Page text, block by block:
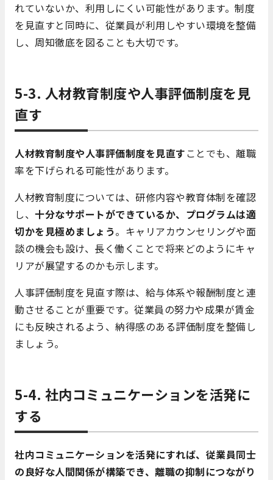
れていないか、利用しにくい可能性があります。制度
を見直すと同時に、従業員が利用しやすい環境を整備
し、周知徹底を図ることも大切です。
5-3. 人材教育制度や人事評価制度を見
直す
人材教育制度や人事評価制度を見直す ことでも、離職
率を下げられる可能性があります。
人材教育制度については、研修内容や教育体制を確認
し、 十分なサポートができているか、プログラムは適
切かを見極めましょう。キャリアカウンセリングや面
談の機会も設け、長く働くことで将来どのようにキャ
リアが展望するのかも示します。
人事評価制度を見直す際は、給与体系や報酬制度と連
動させることが重要です。従業員の努力や成果が賃金
にも反映されるよう、納得感のある評価制度を整備し
ましょう。
5-4. 社内コミュニケーションを活発に
する
社内コミュニケーションを活発にすれば、従業員同士
の良好な人間関係が構築でき、離職の抑制につながり